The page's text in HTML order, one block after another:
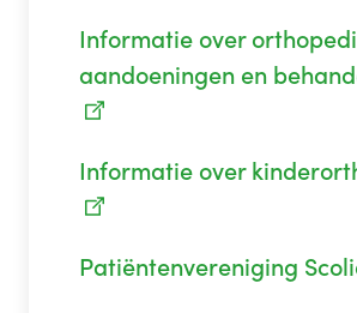
Informatie over
aandoeningen en
Informatie over
Patiëntenvereniging